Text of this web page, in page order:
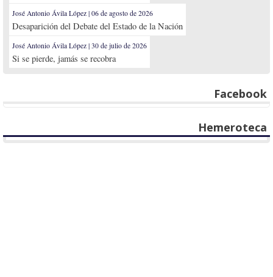
José Antonio Ávila López | 06 de agosto de 2026
Desaparición del Debate del Estado de la Nación
José Antonio Ávila López | 30 de julio de 2026
Si se pierde, jamás se recobra
Facebook
Hemeroteca